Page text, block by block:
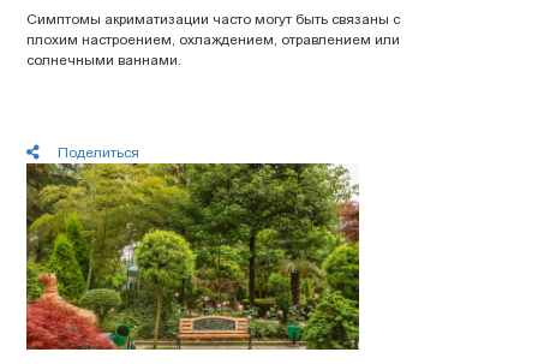
Симптомы акриматизации часто могут быть связаны с
плохим настроением, охлаждением, отравлением или
солнечными ваннами.
Поделиться